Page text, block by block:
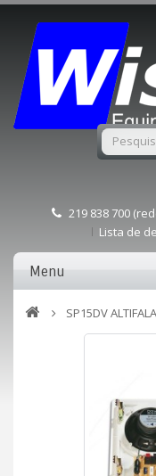
219 838 700
Lista de
Menu
SP15DV